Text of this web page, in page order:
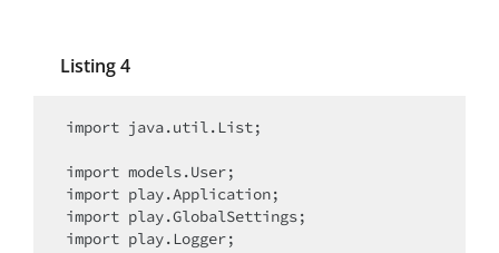
Listing 4
import java.util.List;
import models.User;
import play.Application;
import play.GlobalSettings;
import play.Logger;